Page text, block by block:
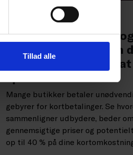
Tillad alle
Tager du imod Visa
Mastercard? Så kan
være mange penge at
Mange butikker betaler
gebyrer for kortbetalinger. Se
sammenligner udbydere, beder om
gennemsigtige priser og
op til 40 % på dine